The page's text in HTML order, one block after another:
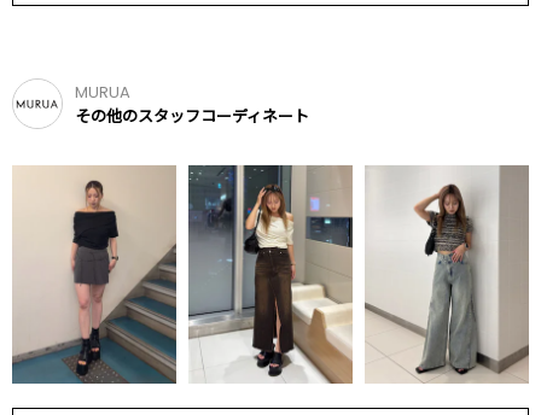
MURUA
その他のスタッフコーディネート